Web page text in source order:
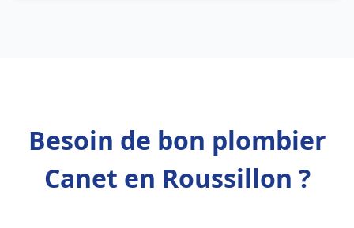
Besoin de bon plombier
Canet en Roussillon ?